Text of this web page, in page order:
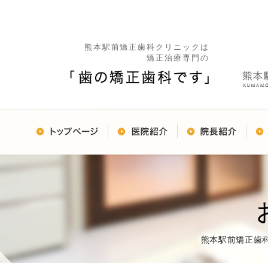
熊本駅前矯正歯科クリニックは
矯正治療専門の
熊本駅前矯正歯